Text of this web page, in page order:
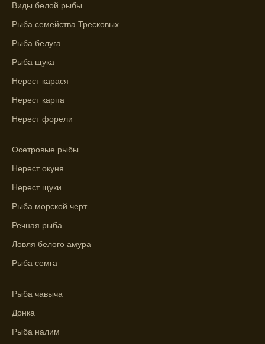
рыбы.
Узнайте вероятности успешной ловли на
ближайшие дни с прогнозом клева.
График клева рыбы зависит от фаз луны и
погоды.
Выберите лучшее время для рыбной
ловли в разных водоемах, опираясь на
Зависимость активности рыбы от
температуры воды учитывается в прогнозе
Лучше всего ловить рыбу в период
как указывает прогноз клева.
Прогноз клева на сутки вперед дает ясное
представление о том, когда и где клюет
Учитывайте фазы луны при выборе места
Виды белой рыбы
Рыба семейства Тресковых
Рыба белуга
Рыба щука
Нерест карася
Нерест карпа
Нерест форели
Осетровые рыбы
Нерест окуня
Нерест щуки
Рыба морской черт
Речная рыба
Ловля белого амура
Рыба семга
Рыба чавыча
Донка
Рыба налим